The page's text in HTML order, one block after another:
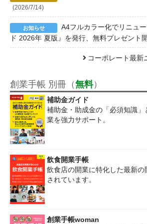
(2026/7/14)
A4フルカラー化でリニュ
ド 2026年 夏版』を発行、無料プレゼント
コーポレート最新
創業手帳 別冊（無料）
補助金ガイド
補助金・助成金の「必須知識
業を強力サポート。
飲食開業手帳
飲食店の開業に特化した最新の
されています。
創業手帳woman